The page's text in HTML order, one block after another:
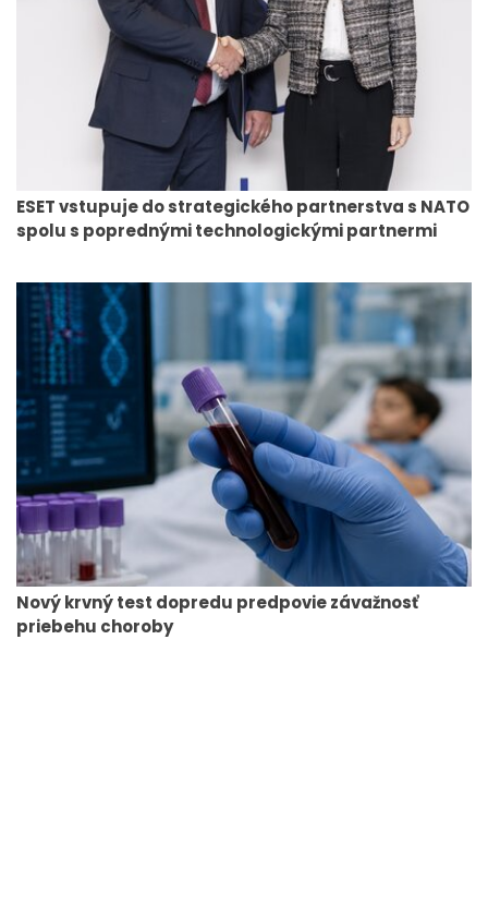
ESET vstupuje do strategického partnerstva s NATO
spolu s poprednými technologickými partnermi
Nový krvný test dopredu predpovie závažnosť
priebehu choroby